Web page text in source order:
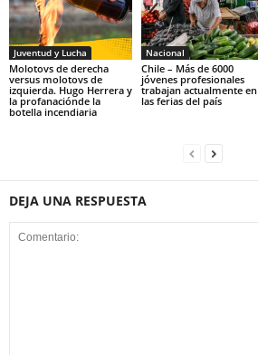
Juventud y Lucha
Molotovs de derecha
versus molotovs de
izquierda. Hugo Herrera y
la profanaciónde la
botella incendiaria
Nacional
Chile – Más de 6000
jóvenes profesionales
trabajan actualmente en
las ferias del país
DEJA UNA RESPUESTA